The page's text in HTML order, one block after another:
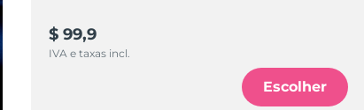
$ 99,9
IVA e taxas incl.
Escolher